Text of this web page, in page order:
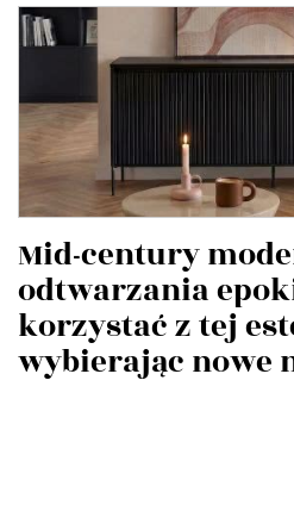
Mid-century
odtwarzania
korzystać z tej
wybierając nowe